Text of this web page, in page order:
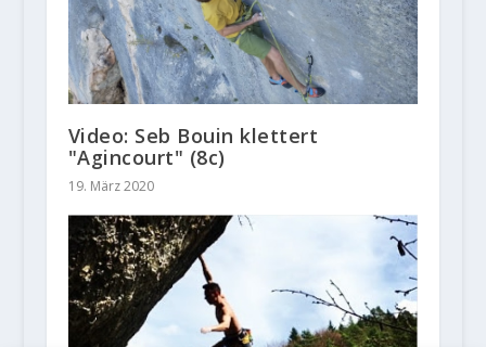
Video: Seb Bouin klettert
"Agincourt" (8c)
19. März 2020